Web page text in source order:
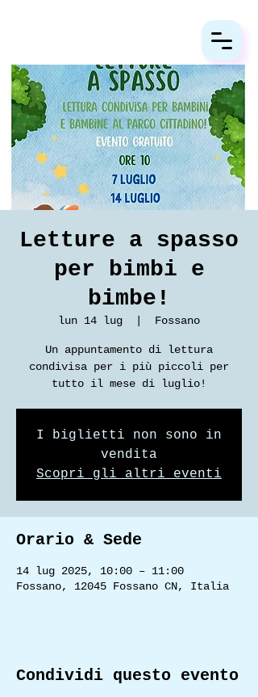
Letture a spasso
per bimbi e
bimbe!
lun 14 lug Fossano
Un appuntamento di lettura
condivisa per i più piccoli per
tutto il mese di luglio!
I biglietti non sono in
vendita
Scopri gli altri eventi
Orario & Sede
14 lug 2025, 10:00 – 11:00
Fossano, 12045 Fossano CN, Italia
Condividi questo evento